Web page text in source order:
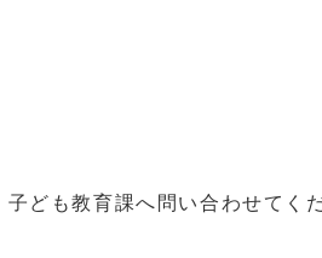
も教育課へ問い合わせてくだ